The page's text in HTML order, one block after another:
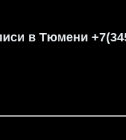
в Тюмени